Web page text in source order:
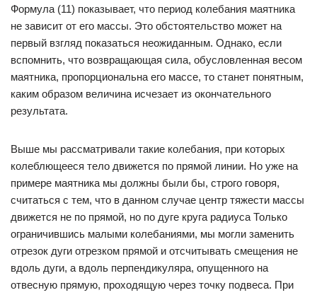
Формула (11) показывает, что период колебания маятника
не зависит от его массы. Это обстоятельство может на
первый взгляд показаться неожиданным. Однако, если
вспомнить, что возвращающая сила, обусловленная весом
маятника, пропорциональна его массе, то станет понятным,
каким образом величина исчезает из окончательного
результата.
Выше мы рассматривали такие колебания, при которых
колеблющееся тело движется по прямой линии. Но уже на
примере маятника мы должны были бы, строго говоря,
считаться с тем, что в данном случае центр тяжести массы
движется не по прямой, но по дуге круга радиуса Только
ограничившись малыми колебаниями, мы могли заменить
отрезок дуги отрезком прямой и отсчитывать смещения не
вдоль дуги, а вдоль перпендикуляра, опущенного на
отвесную прямую, проходящую через точку подвеса. При